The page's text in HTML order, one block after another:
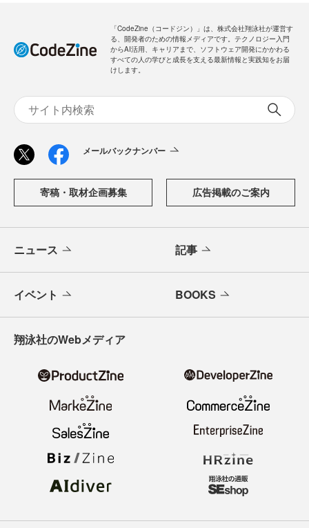
「CodeZine（コードジン）」は、株式会社翔泳社が運営す
る、開発者のための情報メディアです。テクノロジー入門
からAI活用、キャリアまで、ソフトウェア開発にかかわる
すべての人の学びと成長を支える最新情報と実践知をお届
けします。
メールバックナンバー
寄稿・取材企画募集 広告掲載のご案内
ニュース 記事
イベント BOOKS
翔泳社のWebメディア